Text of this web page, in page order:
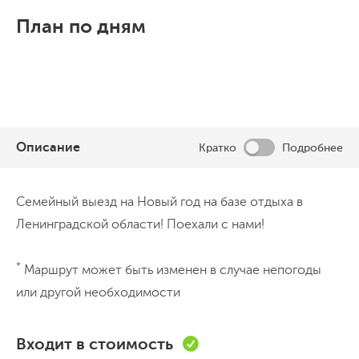
План по дням
Описание Кратко Подробнее
День 1
Здравствуй Новый год
12:00 - 13:00 игры на знакомство,создание
общей уютной атмостферы; 13:00 - 15:00
забавы на свежем воздухе; 15:00 - 16:00
Семейный выезд на Новый год на базе отдыха в
Ленинградской области! Поехали с нами!
* Маршрут может быть изменен в случае непогоды
или другой необходимости
Входит в стоимость